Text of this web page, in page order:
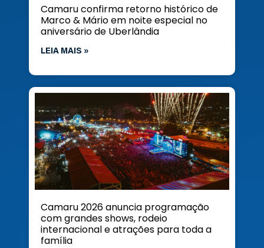
Camaru confirma retorno histórico de
Marco & Mário em noite especial no
aniversário de Uberlândia
LEIA MAIS »
Camaru 2026 anuncia programação
com grandes shows, rodeio
internacional e atrações para toda a
família